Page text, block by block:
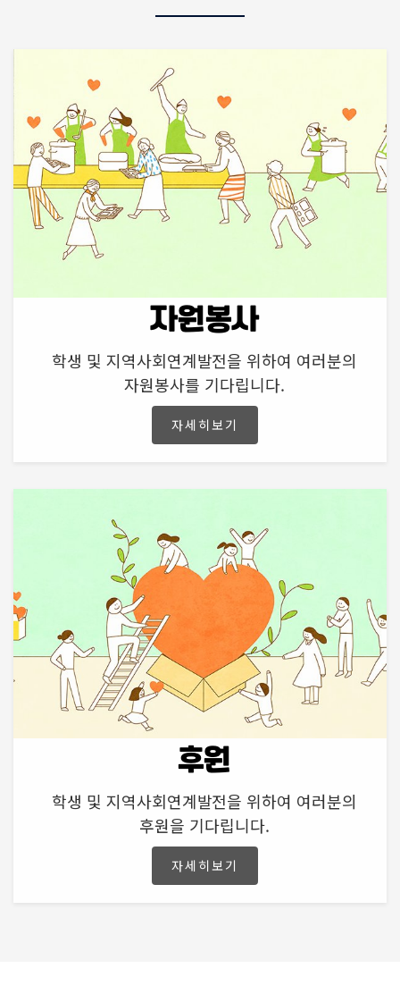
자원봉사
학생 및 지역사회연계발전을 위하여 여러분의
자원봉사를 기다립니다.
자세히보기
후원
학생 및 지역사회연계발전을 위하여 여러분의
후원을 기다립니다.
자세히보기